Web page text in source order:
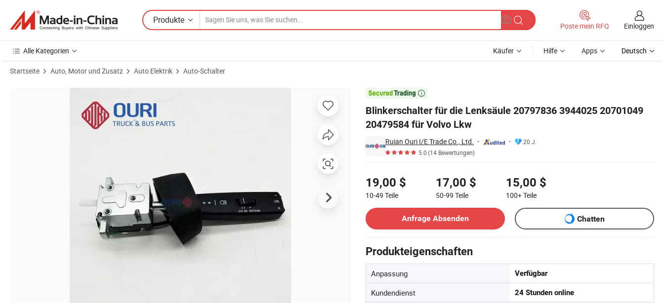
Produkte
Poste mein RFQ Einloggen
Alle Kategorien Käufer Hilfe Apps Deutsch
Startseite Auto, Motor und Zusatz Auto Elektrik Auto-Schalter

Blinkerschalter für die Lenksäule 20797836 3944025 20701049
20479584 für Volvo Lkw
Ruian Ouri I/E Trade Co., Ltd.
20 J.
5.0(14 Bewertungen)
19,00 $
10-49 Teile
17,00 $
50-99 Teile
15,00 $
100+Teile
Anfrage Absenden
Chatten
Produkteigenschaften
Anpassung Verfügbar
Kundendienst 24 Stunden online
Produktbilder von Blinkerschalter für die Lenksäule 20797836 3944025 20701049 20479584 für Volvo Lkw